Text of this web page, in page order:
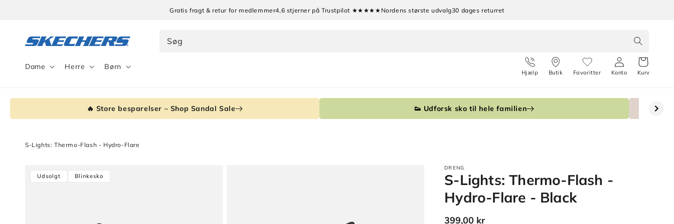
Gratis fragt & retur for medlemmer4,6 stjerner på Trustpilot ★★★★★ Nordens største udvalg30 dages returret
Dame Herre Børn
Søg
Hjælp Butik Favoritter Konto Kurv
🔥 Store besparelser – Shop Sandal Sale 👟 Udforsk sko til hele familien
S-Lights: Thermo-Flash - Hydro-Flare
Gå til
produktoplysninger
Udsolgt Blinkesko
DRENG
S-Lights: Thermo-Flash -
Hydro-Flare - Black
Normalpris
399,00 kr